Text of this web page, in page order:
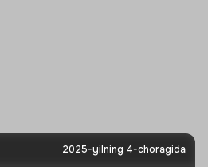
2025-yilning 4-choragida